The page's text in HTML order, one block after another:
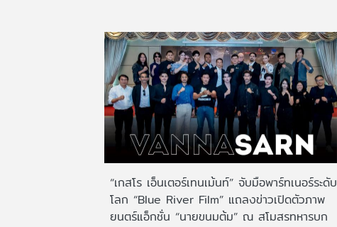
“เกสโร เอ็นเตอร์เทนเม้นท์” จับมือพาร์ทเนอร์ระดับ
โลก “Blue River Film” แถลงข่าวเปิดตัวภาพ
ยนตร์แอ็กชั่น “นายขนมต้ม” ณ สโมสรทหารบก